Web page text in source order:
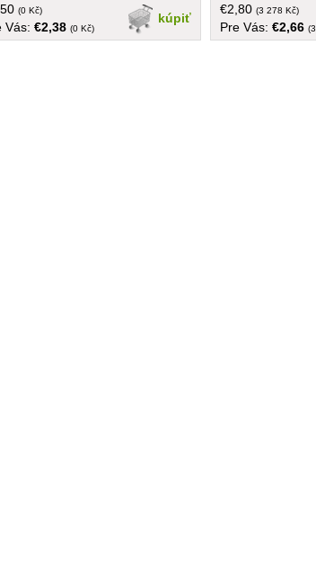
kúpiť
(0 Kč)
Vás: €2,38 (0 Kč)
€2,80 (3 278 Kč)
Pre Vás: €2,66